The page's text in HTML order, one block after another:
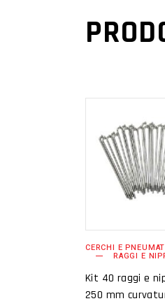
CERCHI E
RAGGI E
Kit 40 raggi e
250 mm